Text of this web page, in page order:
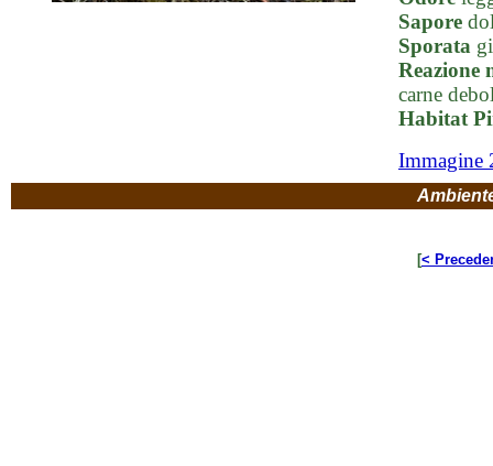
Sapore
Sporata
Reazione
carne
Habitat
Immagine
[<